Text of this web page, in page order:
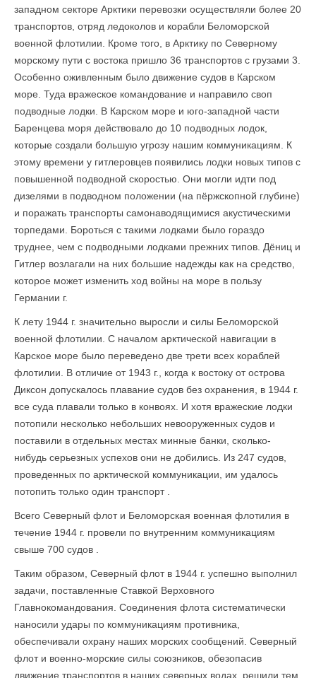
западном секторе Арктики перевозки осуществляли более 20
транспортов, отряд ледоколов и корабли Беломорской
военной флотилии. Кроме того, в Арктику по Северному
морскому пути с востока пришло 36 транспортов с грузами 3.
Особенно оживленным было движение судов в Карском
море. Туда вражеское командование и направило своп
подводные лодки. В Карском море и юго-западной части
Баренцева моря действовало до 10 подводных лодок,
которые создали большую угрозу нашим коммуникациям. К
этому времени у гитлеровцев появились лодки новых типов с
повышенной подводной скоростью. Они могли идти под
дизелями в подводном положении (на пёржскопной глубине)
и поражать транспорты самонаводящимися акустическими
торпедами. Бороться с такими лодками было гораздо
труднее, чем с подводными лодками прежних типов. Дёниц и
Гитлер возлагали на них большие надежды как на средство,
кото­рое может изменить ход войны на море в пользу
Германии г.
К лету 1944 г. значительно выросли и силы Беломорской
военной флотилии. С началом арктической навигации в
Карское море было переведено две трети всех кораблей
флотилии. В отличие от 1943 г., когда к востоку от острова
Диксон допускалось плавание судов без охранения, в 1944 г.
все суда плавали только в конвоях. И хотя вражеские лодки
потопили несколько небольших невооруженных судов и
поставили в отдельных местах минные банки, сколько-
нибудь серьезных успехов они не добились. Из 247 судов,
проведенных по арктической коммуникации, им удалось
потопить только один транспорт .
Всего Северный флот и Беломорская военная флотилия в
течение 1944 г. про­вели по внутренним коммуникациям
свыше 700 судов .
Таким образом, Северный флот в 1944 г. успешно выполнил
задачи, поставленные Ставкой Верховного
Главнокомандования. Соединения флота систематически
наносили удары по коммуникациям противника,
обеспечивали охрану наших морских сообщений. Северный
флот и военно-морские силы союзников, обезопасив
движение транспортов в наших северных водах, решили тем